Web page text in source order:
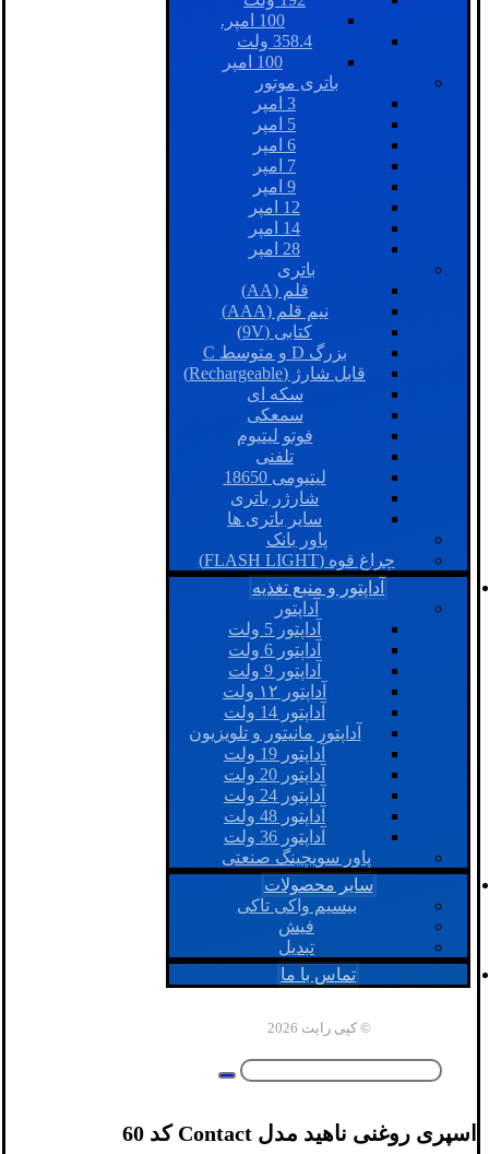
100 امپر.
358.4 ولت
100 امپر
باتری موتور
3 امپر
5 امپر
6 امپر
7 امپر
9 امپر
12 امپر
14 امپر
28 امپر
باتری
قلم (AA)
نیم قلم (AAA)
کتابی (9V)
بزرگ D و متوسط C
قابل شارژ (Rechargeable)
سکه ای
سمعکی
فوتو لیتیوم
تلفنی
لیتیومی 18650
شارژر باتری
سایر باتری ها
پاور بانک
چراغ قوه (FLASH LIGHT)
آداپتور و منبع تغذیه
آداپتور
آداپتور 5 ولت
آداپتور 6 ولت
آداپتور 9 ولت
آداپتور ۱۲ ولت
آداپتور 14 ولت
آداپتور مانیتور و تلویزیون
آداپتور 19 ولت
آداپتور 20 ولت
آداپتور 24 ولت
آداپتور 48 ولت
آداپتور 36 ولت
پاور سویچینگ صنعتی
سایر محصولات
بیسیم واکی تاکی
فیش
تبدیل
تماس با ما
© کپی رایت 2026
اسپری روغنی ناهید مدل Contact کد 60